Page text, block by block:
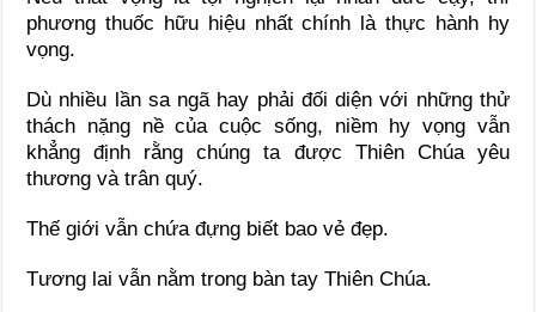
phương thuốc hữu hiệu nhất chính là thực hành hy
vọng.
Dù nhiều lần sa ngã hay phải đối diện với những thử
thách nặng nề của cuộc sống, niềm hy vọng vẫn
khẳng định rằng chúng ta được Thiên Chúa yêu
thương và trân quý.
Thế giới vẫn chứa đựng biết bao vẻ đẹp.
Tương lai vẫn nằm trong bàn tay Thiên Chúa.